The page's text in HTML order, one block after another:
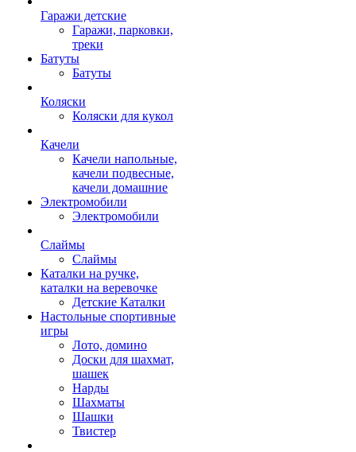
Гаражи детские
Гаражи, парковки,
треки
Батуты
Батуты
Коляски
Коляски для кукол
Качели
Качели напольные,
качели подвесные,
качели домашние
Электромобили
Электромобили
Слаймы
Слаймы
Каталки на ручке,
каталки на веревочке
Детские Каталки
Настольные спортивные
игры
Лото, домино
Доски для шахмат,
шашек
Нарды
Шахматы
Шашки
Твистер